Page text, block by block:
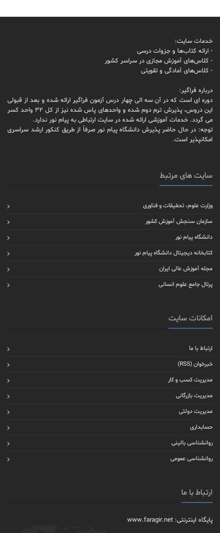
خدمات سایت:
- ارائه کتاب‌ها و جزوات درسی
- کلاس‌های آموزش مجازی در سراسر کشور
- کلاس‌های آمادگی و تقویتی
درباره فراگیر:
دوره ای است که در آن سه الی چهار درس آزمون فراگیر ارائه شده و بعد از قبولی
این دروس، پذیرش ترم دوم شده و واحدهای پاس شده نیز از کل 32 واحد کسر
می گردد. خدمات آموزشی ارائه شده در سایت ارتباطی به پیام نور ندارد.
توجه: در حال حاضر پذیرش دانشگاه پیام نور صرفاً از طریق کنکور ارشد سراسری
امکانپذیر است.
سایت های مرتبط
وزارت علوم، تحقیقات و فناوری
سازمان سنجش آموزش کشور
دانشگاه پیام نور
کتابخانه دیجیتال دانشگاه پیام نور
مجله آموزش عالی ایران
پرتال جامع علوم انسانی
امکانات سایت
ارتباط با ما
خبرخوان (RSS)
مدیریت کسب و کار
مدیریت بازرگانی
مدیریت دولتی
حسابداری
روانشناسی بالینی
روانشناسی عمومی
ارتباط با ما
پایگاه اینترنتی: www.faragir.net